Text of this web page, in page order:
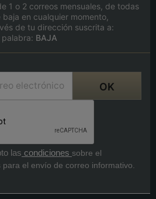
1 o 2 correos mensuales, de todas
en cualquier momento,
de tu dirección suscrita a:
palabra: BAJA
las condiciones sobre el
el envío de correo informativo.